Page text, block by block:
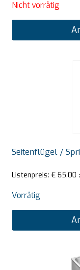
Nicht vorrätig
Seitenflügel /
Listenpreis: € 65,00
Vorrätig